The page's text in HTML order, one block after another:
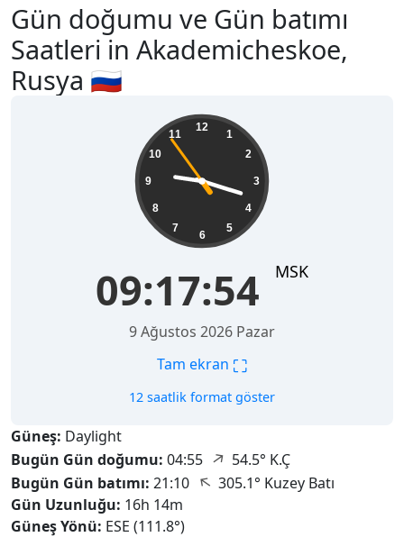
Gün doğumu ve Gün batımı
Saatleri in Akademicheskoe,
Rusya 🇷🇺
12
1
2
3
4
5
6
7
8
9
10
11
09:17:55 MSK
9 Ağustos 2026 Pazar
Tam ekran ⛶
12 saatlik format göster
Güneş: Daylight
Bugün Gün doğumu: 04:55 ↑ 54.5° K.Ç
Bugün Gün batımı: 21:10 ↑305.1° Kuzey Batı
Gün Uzunluğu: 16h 14m
Güneş Yönü: ESE (111.8°)